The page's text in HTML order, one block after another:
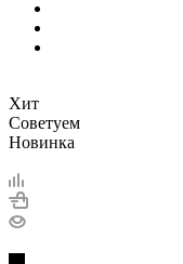
Хит
Советуем
Новинка